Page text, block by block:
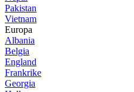
Pakistan
Vietnam
Europa
Albania
Belgia
England
Frankrike
Georgia